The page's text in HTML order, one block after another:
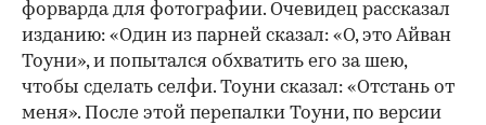
форварда для фотографии. Очевидец рассказал
изданию: «Один из парней сказал: «О, это Айван
Тоуни», и попытался обхватить его за шею,
чтобы сделать селфи. Тоуни сказал: «Отстань от
меня». После этой перепалки Тоуни, по версии